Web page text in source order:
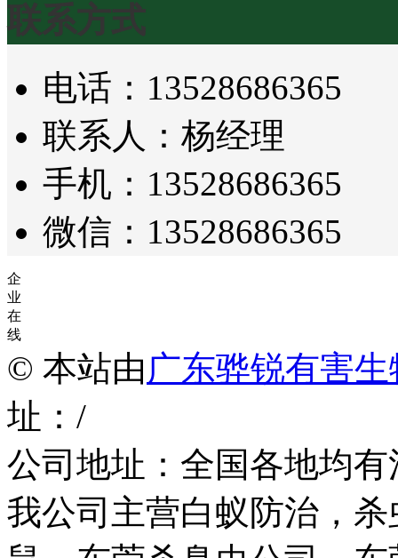
联系方式
电话：13528686365
联系人：杨经理
手机：13528686365
微信：13528686365
企
业
在
线
© 本站由 广东骅锐有害
址：/
公司地址：全国各地均
我公司主营白蚁防治，